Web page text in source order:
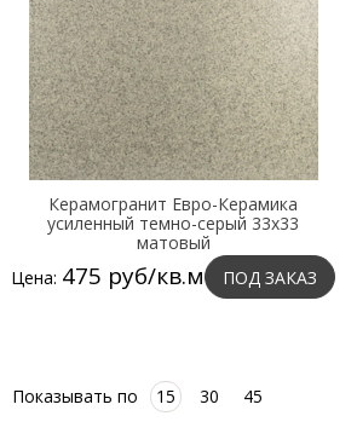
Керамогранит Евро-Керамика
усиленный темно-серый 33х33
матовый
Цена: 475 руб/кв.м ПОД ЗАКАЗ
Показывать по 15 30 45